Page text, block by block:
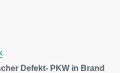
Defekt- PKW in Brand